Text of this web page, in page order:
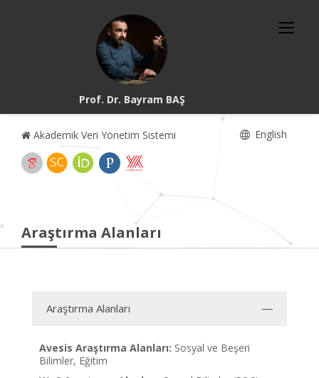
Prof. Dr. Bayram BAŞ
Akademik Veri Yönetim Sistemi English
Araştırma Alanları
Araştırma Alanları
Avesis Araştırma Alanları: Sosyal ve Beşeri
Bilimler, Eğitim